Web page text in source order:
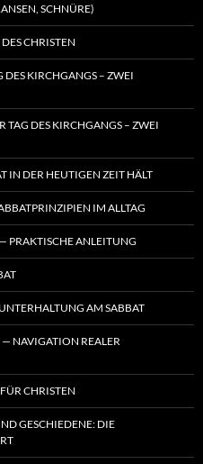
SCHNÜRE)
CHRISTEN
DES KIRCHGANGS – ZWEI
TAG DES KIRCHGANGS – ZWEI
IN DER HEUTIGEN ZEIT HÄLT
IM ALLTAG
PRAKTISCHE ANLEITUNG
AM SABBAT
NAVIGATION REALER
CHRISTEN
GESCHIEDENE: DIE